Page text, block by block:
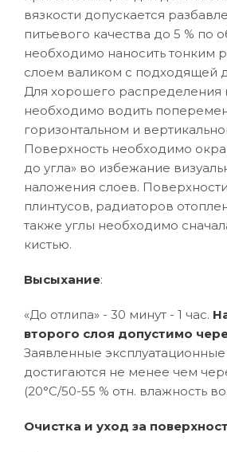
вязкости допускается
питьевого качества до 5 % по
необходимо наносить тонким
слоем валиком с подходящей
Для хорошего распределения
необходимо водить
горизонтальном и
Поверхность необходимо
до угла» во избежание
наложения слоев.
плинтусов, радиаторов
также углы необходимо
кистью.
Высыхание:
«До отлипа» - 30 минут - 1 час.
второго слоя допустимо
Заявленные
достигаются не менее чем
(20°C/50-55 % отн. влажность
Очистка и уход за